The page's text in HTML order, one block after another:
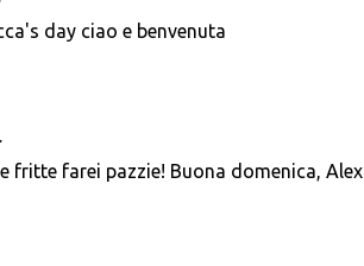
day ciao e benvenuta
fritte farei pazzie! Buona domenica, Alex